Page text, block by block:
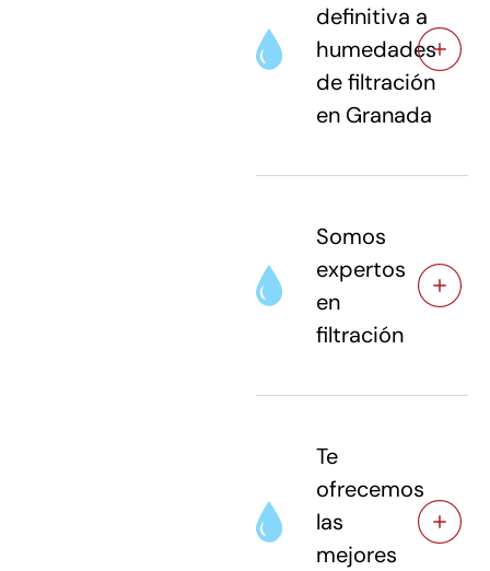
definitiva a
humedades
de filtración
en Granada
Somos
expertos
en
filtración
Te
ofrecemos
las
mejores